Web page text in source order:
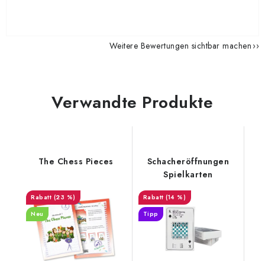
Weitere Bewertungen sichtbar machen
Verwandte Produkte
The Chess Pieces
(23 %)
Neu
Schacheröffnungen
Spielkarten
(14 %)
Tipp